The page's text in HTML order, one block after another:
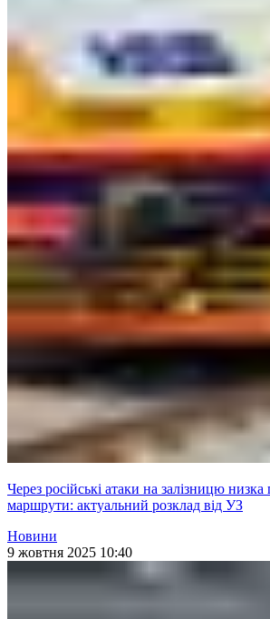
Через російські атаки на залізницю низка
маршрути: актуальний розклад від УЗ
Новини
9 жовтня 2025 10:40